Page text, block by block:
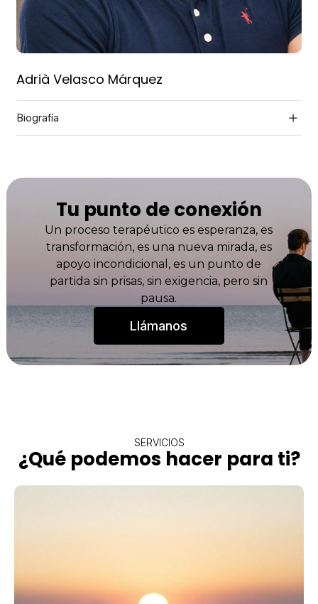
Adrià Velasco Márquez
Biografía
Tu punto de conexión
Un proceso terapéutico es esperanza, es
transformación, es una nueva mirada, es
apoyo incondicional, es un punto de
partida sin prisas, sin exigencia, pero sin
pausa.
Llámanos
SERVICIOS
¿Qué podemos hacer para ti?